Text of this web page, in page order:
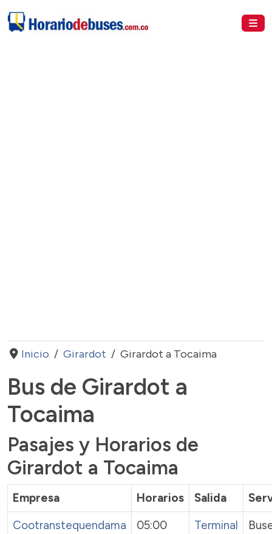
Inicio Girardot Girardot a Tocaima
Bus de Girardot a
Tocaima
Pasajes y Horarios de
Girardot a Tocaima
Empresa Horarios Salida
Cootranstequendama
05:00
Terminal